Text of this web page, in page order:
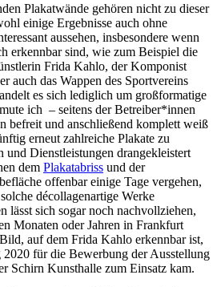
Plakatwände gehören nicht zu dieser
einige Ergebnisse auch ohne
aussehen, insbesondere wenn
erkennbar sind, wie zum Beispiel die
Frida Kahlo, der Komponist
auch das Wappen des Sportvereins
es sich lediglich um großformatige
ich – seitens der Betreiber*innen
befreit und anschließend komplett weiß
erneut zahlreiche Plakate zu
und Dienstleistungen drangekleistert
dem Plakatabriss und der
offenbar einige Tage vergehen,
décollagenartige Werke
lässt sich sogar noch nachvollziehen,
Monaten oder Jahren in Frankfurt
auf dem Frida Kahlo erkennbar ist,
für die Bewerbung der Ausstellung
Schirn Kunsthalle zum Einsatz kam.